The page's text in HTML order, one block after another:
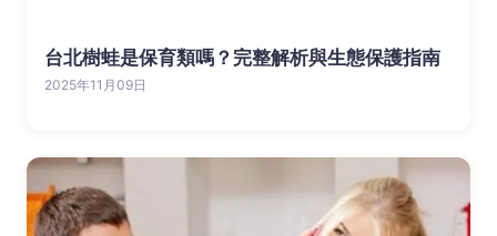
台北樹蛙是保育類嗎？完整解析與生態保護指南
2025年11月09日